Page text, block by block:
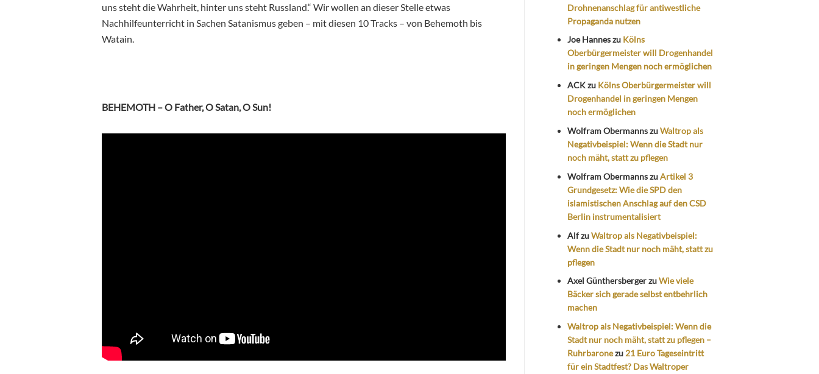
uns steht die Wahrheit, hinter uns steht Russland.“ Wir wollen an dieser Stelle etwas
Nachhilfeunterricht in Sachen Satanismus geben – mit diesen 10 Tracks – von Behemoth bis
Watain.
BEHEMOTH – O Father, O Satan, O Sun!
Drohnenanschlag für antiwestliche
Propaganda nutzen
Joe Hanneszu Kölns
Oberbürgermeister will Drogenhandel
in geringen Mengen noch ermöglichen
ACKzu Kölns Oberbürgermeister will
Drogenhandel in geringen Mengen
noch ermöglichen
Wolfram ObermannszuWaltrop als
Negativbeispiel: Wenn die Stadt nur
noch mäht, statt zu pflegen
Wolfram ObermannszuArtikel 3
Grundgesetz: Wie die SPD den
islamistischen Anschlag auf den CSD
Berlin instrumentalisiert
AlfzuWaltrop als Negativbeispiel:
Wenn die Stadt nur noch mäht, statt zu
pflegen
Axel GünthersbergerzuWie viele
Bäcker sich gerade selbst entbehrlich
machen
Waltrop als Negativbeispiel: Wenn die
Stadt nur noch mäht, statt zu pflegen –
Ruhrbaronezu 21 Euro Tageseintritt
für ein Stadtfest? Das Waltroper